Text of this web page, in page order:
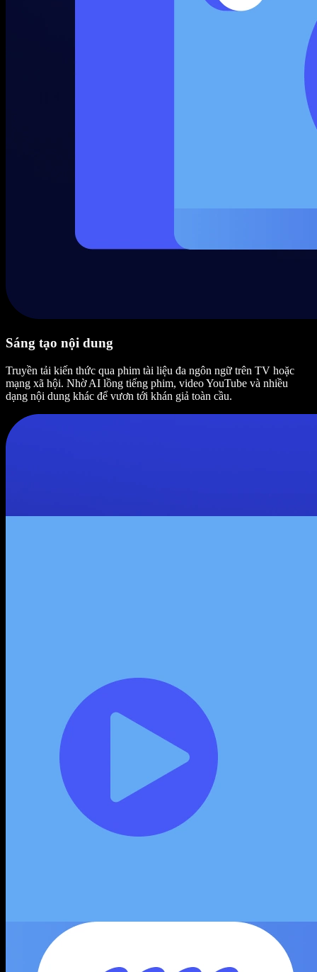
Sáng tạo nội dung
Truyền tải kiến thức qua phim tài liệu đa ngôn ngữ trên TV hoặc
mạng xã hội. Nhờ AI lồng tiếng phim, video YouTube và nhiều
dạng nội dung khác để vươn tới khán giả toàn cầu.